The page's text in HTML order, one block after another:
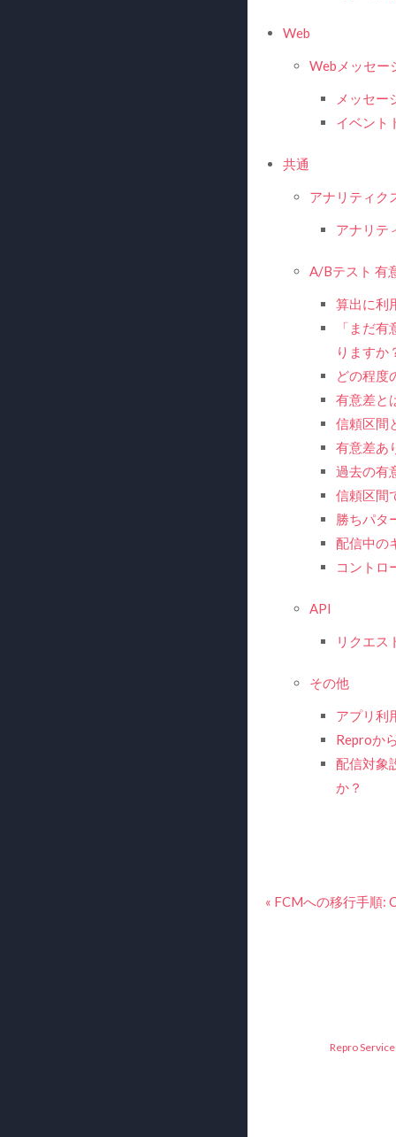
Web
Webメッセー
メッセー
イベント
共通
アナリティク
アナリテ
A/Bテスト 有
算出に利
「まだ
りますか
どの程度
有意差と
信頼区間
有意差あ
過去の有
信頼区間
勝ちパタ
配信中の
コントロ
API
リクエス
その他
アプリ利
Reproか
配信対象
か？
« FCMへの移行手順:
Repro